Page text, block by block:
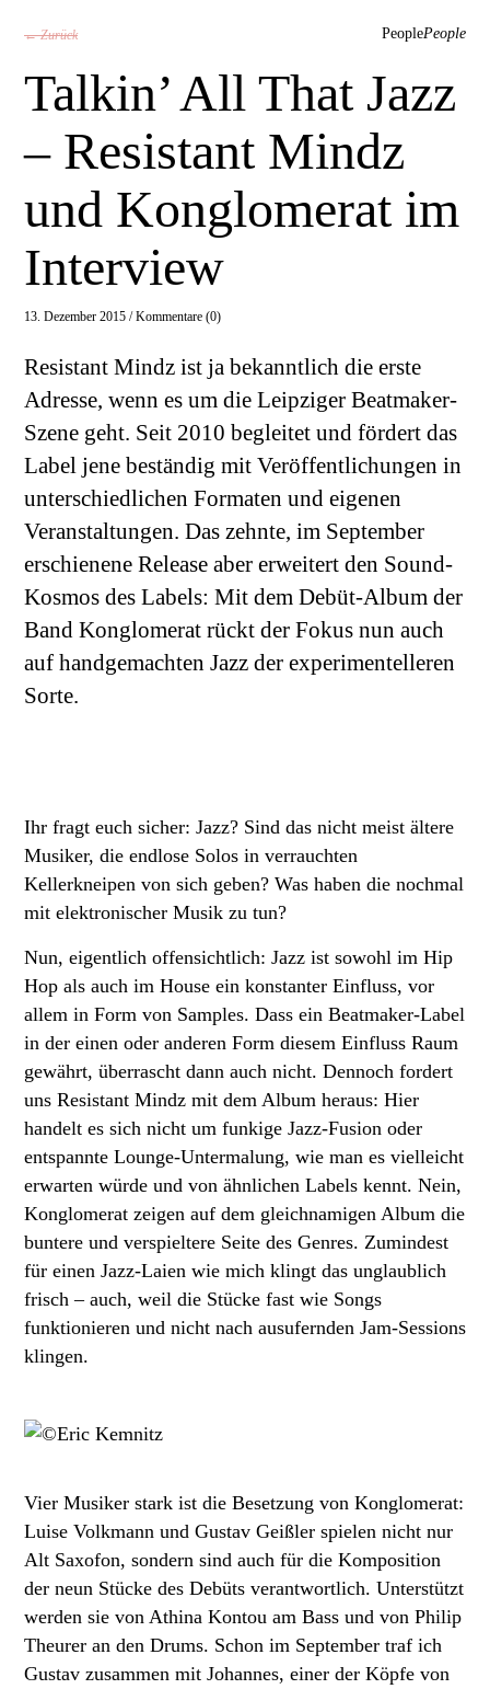
← Zurück PeoplePeople
Talkin’ All That Jazz
– Resistant Mindz
und Konglomerat im
Interview
13. Dezember 2015 /Kommentare (0)
Resistant Mindz ist ja bekanntlich die erste
Adresse, wenn es um die Leipziger Beatmaker-
Szene geht. Seit 2010 begleitet und fördert das
Label jene beständig mit Veröffentlichungen in
unterschiedlichen Formaten und eigenen
Veranstaltungen. Das zehnte, im September
erschienene Release aber erweitert den Sound-
Kosmos des Labels: Mit dem Debüt-Album der
Band Konglomerat rückt der Fokus nun auch
auf handgemachten Jazz der experimentelleren
Sorte.
Ihr fragt euch sicher: Jazz? Sind das nicht meist ältere
Musiker, die endlose Solos in verrauchten
Kellerkneipen von sich geben? Was haben die nochmal
mit elektronischer Musik zu tun?
Nun, eigentlich offensichtlich: Jazz ist sowohl im Hip
Hop als auch im House ein konstanter Einfluss, vor
allem in Form von Samples. Dass ein Beatmaker-Label
in der einen oder anderen Form diesem Einfluss Raum
gewährt, überrascht dann auch nicht. Dennoch fordert
uns Resistant Mindz mit dem Album heraus: Hier
handelt es sich nicht um funkige Jazz-Fusion oder
entspannte Lounge-Untermalung, wie man es vielleicht
erwarten würde und von ähnlichen Labels kennt. Nein,
Konglomerat zeigen auf dem gleichnamigen Album die
buntere und verspieltere Seite des Genres. Zumindest
für einen Jazz-Laien wie mich klingt das unglaublich
frisch – auch, weil die Stücke fast wie Songs
funktionieren und nicht nach ausufernden Jam-Sessions
klingen.
Vier Musiker stark ist die Besetzung von Konglomerat:
Luise Volkmann und Gustav Geißler spielen nicht nur
Alt Saxofon, sondern sind auch für die Komposition
der neun Stücke des Debüts verantwortlich. Unterstützt
werden sie von Athina Kontou am Bass und von Philip
Theurer an den Drums. Schon im September traf ich
Gustav zusammen mit Johannes, einer der Köpfe von